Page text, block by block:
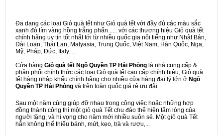
Đa dạng các loại Giỏ quà tết như Giỏ quà tết với đầy đủ các màu sắc
xanh đỏ tím vàng hồng trắng phấn...... với các thương hiệu Giỏ quà tết
chính hãng uy tín tốt nhất tới từ nhiều quốc gia nổi tiếng như Nhật Bản,
Đài Loan, Thái Lan, Malyasia, Trung Quốc, Việt Nam, Hàn Quốc, Nga,
Mỹ, Pháp, Đức, Italy.....
Cửa hàng Giỏ quà tết Ngô Quyền TP Hải Phòng là nhà cung cấp &
phân phối chính thức các loại Giỏ quà tết cao cấp chính hiệu, Giỏ quà
tết hàng nhập khẩu chính hãng cho nhiều cửa hàng đại lý lớn ở Ngô
Quyền TP Hải Phòng và trên toàn quốc giá rẻ ưu đãi.
Sau một năm cùng giúp đỡ nhau trong công việc hoặc những hợp
đồng thành công thì một giỏ quà Tết chu đáo thể hiện tấm lòng của
người tặng, và hi vọng cho năm mới nhiều suôn sẻ. Một giỏ quà Tết
hẳn không thể thiếu bánh, mứt, kẹo, trà và rượu,...